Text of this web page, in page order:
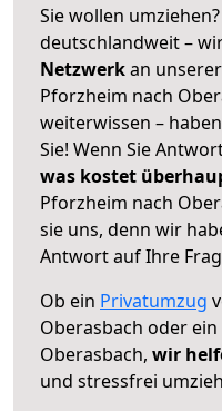
Sie wollen
deutschlandweit –
Netzwerkan
Pforzheim nach
weiterwissen –
Sie! Wenn Sie
was kostet
Pforzheim nach
sie uns, denn wir
Antwort auf Ihre
Ob ein Privatumzug
Oberasbach oder
Oberasbach, wir
und stressfrei